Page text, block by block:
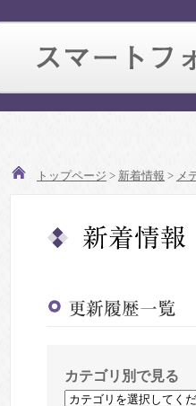
トップページ > 新着情報 > メ
カテゴリ別で見る